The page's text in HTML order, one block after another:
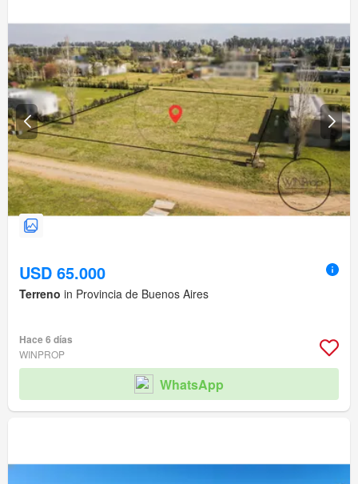
USD 65.000
Terreno in Provincia de Buenos Aires
Hace 6 días
WINPROP
WhatsApp